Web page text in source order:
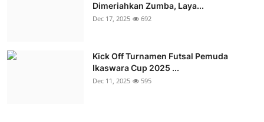
Dimeriahkan Zumba, Laya...
Dec 17, 2025 692
Kick Off Turnamen Futsal Pemuda
Ikaswara Cup 2025 ...
Dec 11, 2025 595